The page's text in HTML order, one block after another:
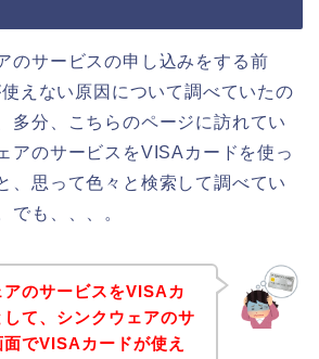
のサービスの申し込みをする前
えない原因について調べていたの
多分、こちらのページに訪れてい
アのサービスをVISAカードを使っ
、思って色々と検索して調べてい
でも、、、。
のサービスをVISAカ
て、シンクウェアのサ
でVISAカードが使え